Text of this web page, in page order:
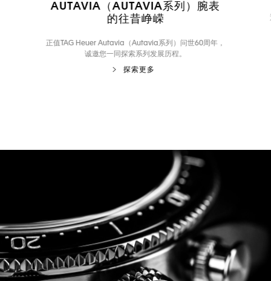
AUTAVIA（AUTAVIA系列）腕表
的往昔峥嵘
正值TAG Heuer Autavia（Autavia系列）问世60周年，
诚邀您一同探索系列发展历程。
探索更多